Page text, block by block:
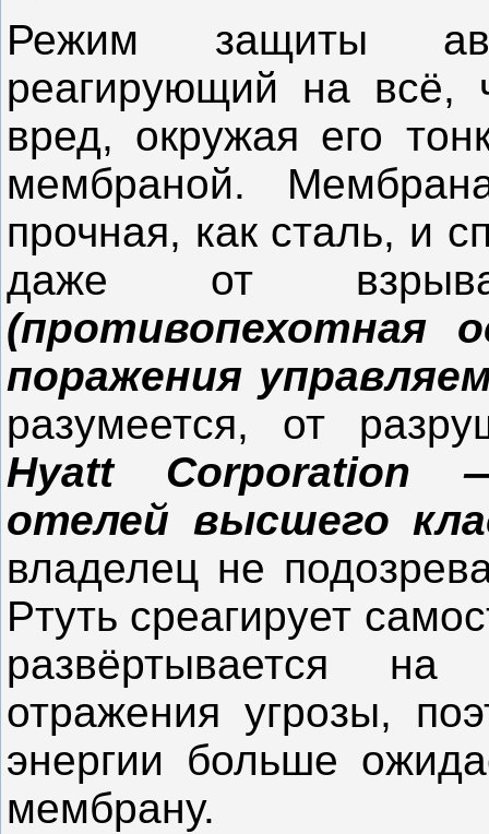
Режим защиты
реагирующий на всё,
вред, окружая его
мембраной.
прочная, как сталь, и
даже от
(противопехотная
поражения
разумеется, от
Hyatt Corporation
отелей высшего
владелец не
Ртуть среагирует
развёртывается
отражения угрозы,
энергии больше
мембрану.